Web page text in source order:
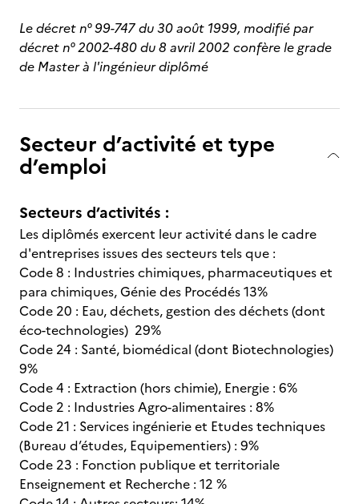
Le décret n° 99-747 du 30 août 1999, modifié par
décret n° 2002-480 du 8 avril 2002 confère le grade
de Master à l'ingénieur diplômé
Secteur d’activité et type
d’emploi
Secteurs d’activités :
Les diplômés exercent leur activité dans le cadre
d'entreprises issues des secteurs tels que :
Code 8 : Industries chimiques, pharmaceutiques et
para chimiques, Génie des Procédés 13%
Code 20 : Eau, déchets, gestion des déchets (dont
éco-technologies) 29%
Code 24 : Santé, biomédical (dont Biotechnologies)
9%
Code 4 : Extraction (hors chimie), Energie : 6%
Code 2 : Industries Agro-alimentaires : 8%
Code 21 : Services ingénierie et Etudes techniques
(Bureau d’études, Equipementiers) : 9%
Code 23 : Fonction publique et territoriale
Enseignement et Recherche : 12 %